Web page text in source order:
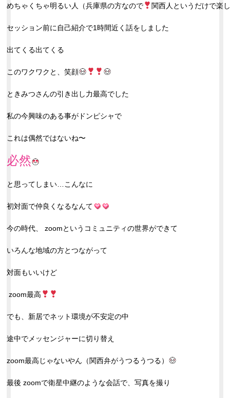
めちゃくちゃ明るい人（兵庫県の方なので 関西人というだけで楽
セッション前に自己紹介で1時間近く話をしました
出てくる出てくる
このワクワクと、笑顔
ときみつさんの引き出し力最高でした
私の今興味のある事がドンピシャで
これは偶然ではないね〜
必然
と思ってしまい…こんなに
初対面で仲良くなるなんて
今の時代、 zoomというコミュニティの世界ができて
いろんな地域の方とつながって
対面もいいけど
zoom最高
でも、新居でネット環境が不安定の中
途中でメッセンジャーに切り替え
zoom最高じゃないやん（関西弁がうつるうつる）
最後 zoomで衛星中継のような会話で、写真を撮り